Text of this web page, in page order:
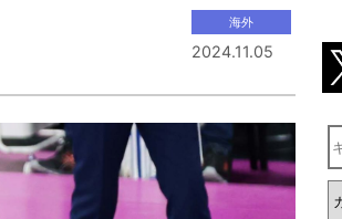
海外
2024.11.05